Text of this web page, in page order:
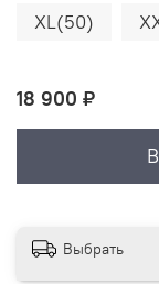
XL(50)
18 900 ₽
Выбрать